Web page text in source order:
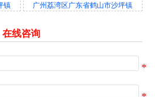
镇 广州荔湾区广东省鹤山市沙坪镇
在线咨询